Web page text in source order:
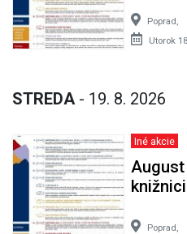
Poprad,
Utorok
STREDA - 19. 8. 2026
Iné akcie
knižnici
Poprad,